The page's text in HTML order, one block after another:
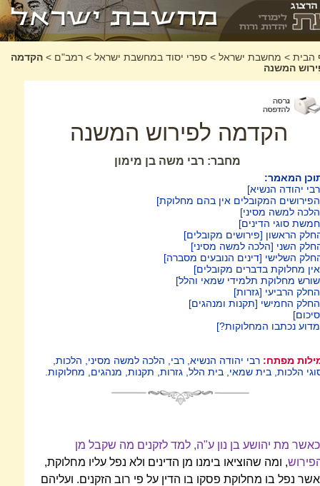
הבית > מחשבת ישראל > ספרי יסוד במחשבת ישראל > רמב"ם > הקדמה
המשנה
הקדמה לפירוש המשנה
מחבר: רבי משה בן מימון
המאמר:
יהודה הנשיא]
המקובלים אין בהם מחלוקת]
למשה מסיני]
סוגי הדינים]
הראשון [פירושים מקובלים]
השני [הלכה למשה מסיני]
השלישי [דינים הנובעים מסברה]
מחלוקת בדברים מקובלים]
מחלוקת תלמידי שמאי והלל]
הרביעי [גזרות]
החמישי [תקנות ומנהגים]
נכתבו המחלוקות?]
מפתח: רבי יהודה הנשיא, רבי, הלכה למשה מסיני, הלכות,
הלכות, בית שמאי, בית הלל, גזרות, תקנות, מנהגים, מחלוקות.
מת יהושע בן נון ע"ה, למד לזקנים מה שקבל מן
, ומה שהוציאו בימנו מן הדינים ולא נפל עליו מחלוקת,
נפל בו מחלוקת פסקו בו הדין על פי רוב הזקנים. ועליהם